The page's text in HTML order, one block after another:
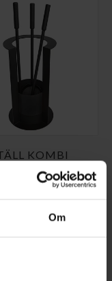
Om
KOMBI